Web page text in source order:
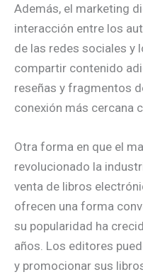
Además, el marketing
interacción entre los
de las redes sociales y
compartir contenido
reseñas y fragmentos
conexión más cercana
Otra forma en que el
revolucionado la
venta de libros
ofrecen una forma
su popularidad ha
años. Los editores
y promocionar sus